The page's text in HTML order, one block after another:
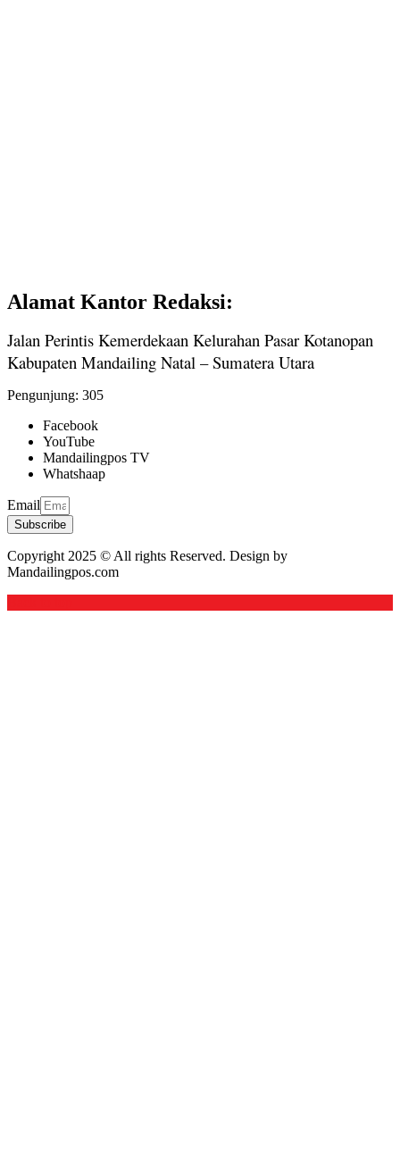
Alamat Kantor Redaksi:
Jalan Perintis Kemerdekaan Kelurahan Pasar Kotanopan
Kabupaten Mandailing Natal – Sumatera Utara
Pengunjung: 305
Facebook
YouTube
Mandailingpos TV
Whatshaap
Email
Subscribe
Copyright 2025 © All rights Reserved. Design by
Mandailingpos.com